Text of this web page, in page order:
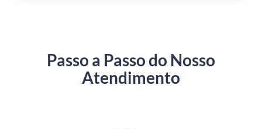
Passo a Passo do Nosso
Atendimento